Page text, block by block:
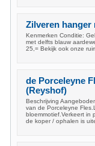
Zilveren hanger
Kenmerken Conditie:
met delfts blauw
25,= Bekijk ook onze
de Porceleyne
(Reyshof)
Beschrijving
van de Porceleyne
bloemmotief.Verkeert in
de koper / ophalen is